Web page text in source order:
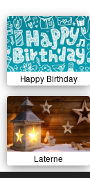
Happy Birthday
Laterne